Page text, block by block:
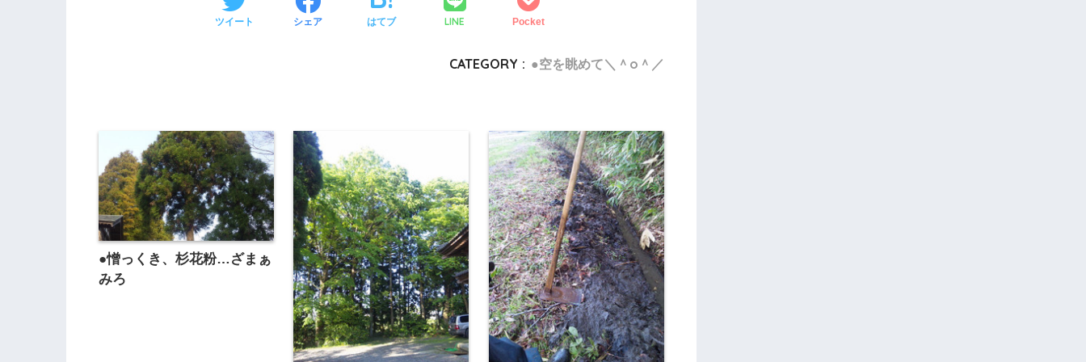
ツイート シェア はてブ LINE Pocket
CATEGORY : ●空を眺めて＼＾o＾／
●憎っくき、杉花粉…ざまぁ
みろ